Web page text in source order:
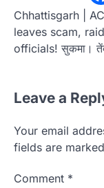
Chhattisgarh |
leaves scam,
officials! सुकमा।
Leave a
Your email
fields are marked
Comment *